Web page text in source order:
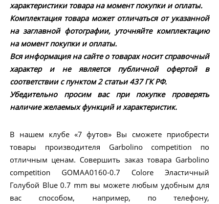
характеристики товара на момент покупки и оплаты.
Комплектация товара может отличаться от указанной
на заглавной фотографии, уточняйте комплектацию
на момент покупки и оплаты.
Вся информация на сайте о товарах носит справочный
характер и не является публичной офертой в
соответствии с пунктом 2 статьи 437 ГК РФ.
Убедительно просим вас при покупке проверять
наличие желаемых функций и характеристик.
В нашем клубе «7 футов» Вы сможете приобрести
товары производителя Garbolino competition по
отличным ценам. Совершить заказ товара Garbolino
competition GOMAA0160-0.7 Colore Эластичный
Голубой Blue 0.7 mm вы можете любым удобным для
вас способом, например, по телефону,